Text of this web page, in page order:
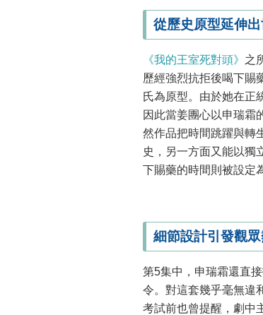
從歷史原型延伸
《我的王室死對頭》 之
歷經強烈抗拒後喝下賜
氏為原型。由於她在正
因此當姜團心以申瑞霜
然作品把時間跳躍與轉
史，另一方面又能以獨
下賜藥的時間則被設定
細節設計引發觀
第5集中，申瑞霜還直
令。對這套幾乎毫無違
考試前也曾提醒，劇中